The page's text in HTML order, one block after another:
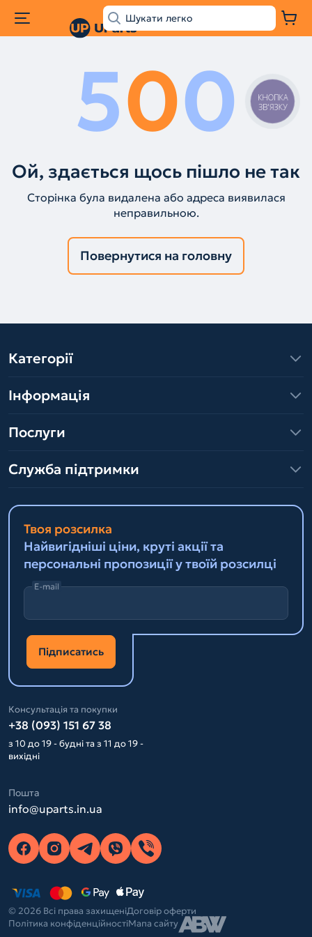
500
Ой, здається щось пішло не так
Сторінка була видалена або адреса виявилася
неправильною.
Повернутися на головну
Категорії
Інформація
Послуги
Служба підтримки
Твоя розсилка
Найвигідніші ціни, круті акції та
персональні пропозиції у твоїй розсилці
E-mail
Підписатись
Консультація та покупки
+38 (093) 151 67 38
з 10 до 19 - будні та з 11 до 19 -
вихідні
Пошта
info@uparts.in.ua
© 2026 Всі права захищеніДоговір оферти
Політика конфіденційностіМапа сайту
КНОПКА
ЗВ'ЯЗКУ